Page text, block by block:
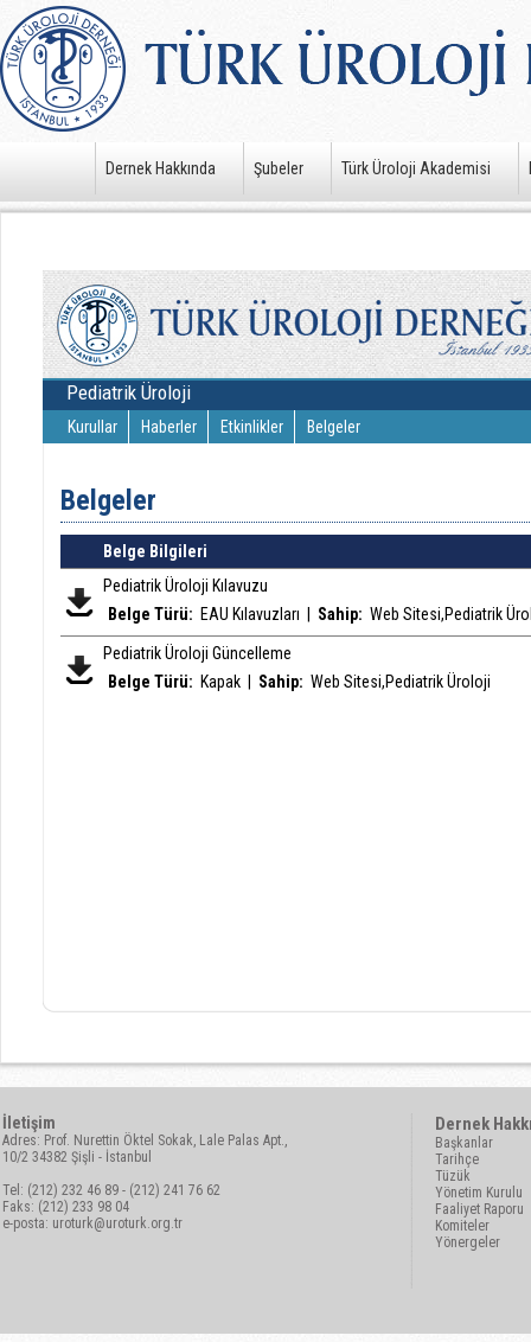
Dernek Hakkında Şubeler Türk Üroloji Akademisi
Pediatrik Üroloji
Kurullar Haberler Etkinlikler Belgeler
Belgeler
Belge Bilgileri
Pediatrik Üroloji Kılavuzu
Belge Türü: EAU Kılavuzları Sahip: Web Sitesi,Pediatrik
Pediatrik Üroloji Güncelleme
Belge Türü: Kapak Sahip: Web Sitesi,Pediatrik Üroloji
İletişim
Adres: Prof. Nurettin Öktel Sokak, Lale Palas Apt.,
10/2 34382 Şişli - İstanbul
Tel: (212) 232 46 89 - (212) 241 76 62
Faks: (212) 233 98 04
e-posta: uroturk@uroturk.org.tr
Dernek
Başkanlar
Tarihçe
Tüzük
Yönetim Kurulu
Faaliyet Raporu
Komiteler
Yönergeler